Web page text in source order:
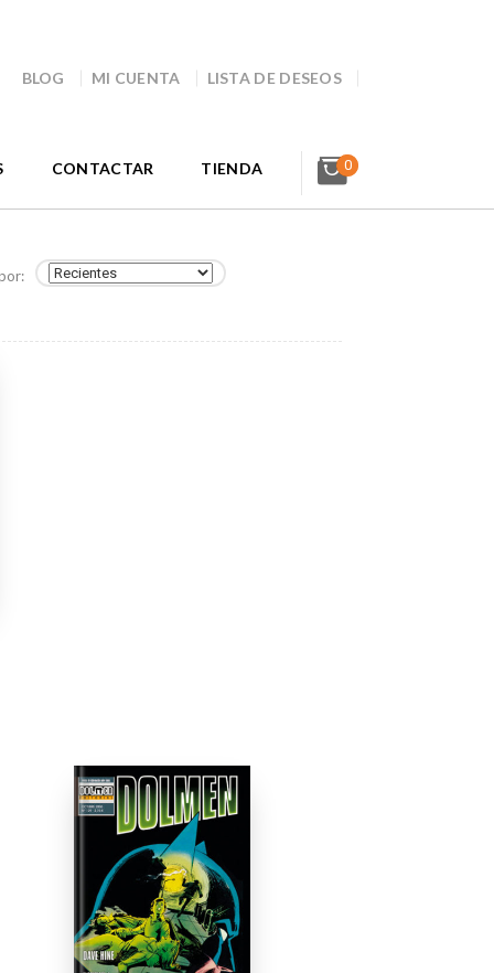
BLOG MI CUENTA LISTA DE DESEOS
CONTACTAR TIENDA 0